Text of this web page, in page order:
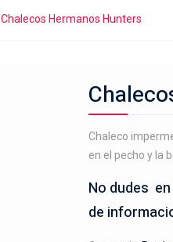
Chalecos Hermanos Hunters
Chaleco
en el pecho y la
No dudes
de